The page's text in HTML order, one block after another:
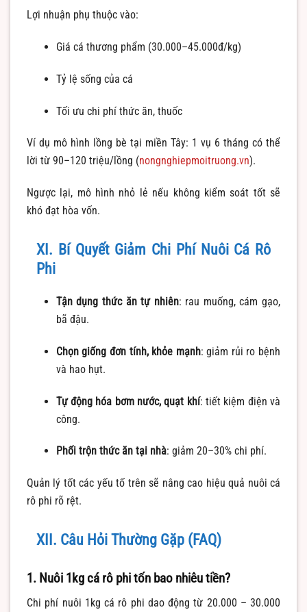
Lợi nhuận phụ thuộc vào:
Giá cá thương phẩm (30.000–45.000đ/kg)
Tỷ lệ sống của cá
Tối ưu chi phí thức ăn, thuốc
Ví dụ mô hình lồng bè tại miền Tây: 1 vụ 6 tháng có thể
lời từ 90–120 triệu/lồng (nongnghiepmoitruong.vn).
Ngược lại, mô hình nhỏ lẻ nếu không kiểm soát tốt sẽ
khó đạt hòa vốn.
XI. Bí Quyết Giảm Chi Phí Nuôi Cá Rô
Phi
Tận dụng thức ăn tự nhiên: rau muống, cám gạo,
bã đậu.
Chọn giống đơn tính, khỏe mạnh: giảm rủi ro bệnh
và hao hụt.
Tự động hóa bơm nước, quạt khí: tiết kiệm điện và
công.
Phối trộn thức ăn tại nhà: giảm 20–30% chi phí.
Quản lý tốt các yếu tố trên sẽ nâng cao hiệu quả nuôi cá
rô phi rõ rệt.
XII. Câu Hỏi Thường Gặp (FAQ)
1. Nuôi 1kg cá rô phi tốn bao nhiêu tiền?
Chi phí nuôi 1kg cá rô phi dao động từ 20.000 – 30.000